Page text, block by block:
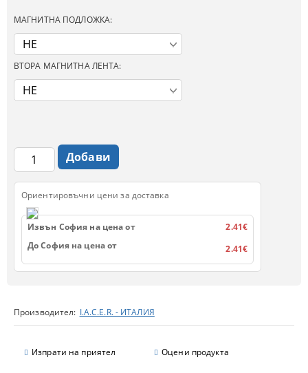
Производител: I.A.C.E.R. - ИТАЛИЯ
Изпрати на приятел Оцени продукта
МАГНИТНА ПОДЛОЖКА:
ВТОРА МАГНИТНА ЛЕНТА:
Ориентировъчни цени за доставка
Извън София на цена от
2.41€
До София на цена от
2.41€